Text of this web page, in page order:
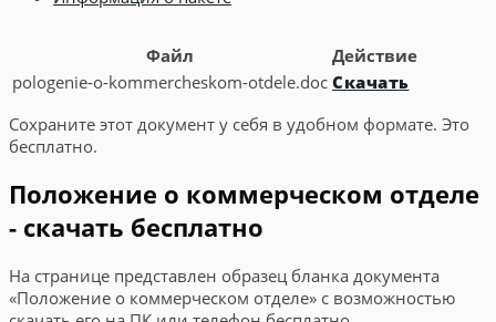
Файл
Действие
pologenie-o-kommercheskom-otdele.doc Скачать
Сохраните этот документ у себя в удобном формате. Это
бесплатно.
Положение о коммерческом отделе
- скачать бесплатно
На странице представлен образец бланка документа
«Положение о коммерческом отделе» с возможностью